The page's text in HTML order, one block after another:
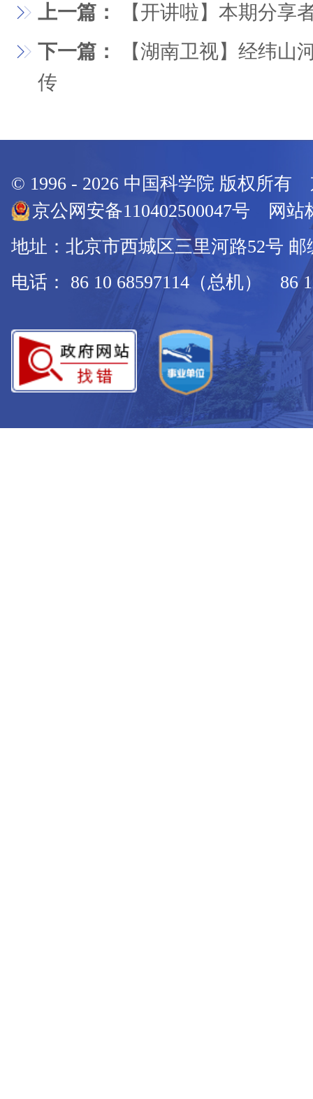
上一篇：
【开讲啦】本期分享
下一篇：
【湖南卫视】经纬山
传
© 1996 - 2026 中国科学院 版权所有
京公网安备110402500047号 网站
地址：北京市西城区三里河路52号 邮
电话： 86 10 68597114（总机） 86